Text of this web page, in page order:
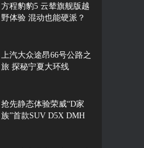
方程豹豹5 云辇旗舰版越
野体验 混动也能硬派？
上汽大众途昂66号公路之
旅 探秘宁夏大环线
抢先静态体验荣威“D家
族”首款SUV D5X DMH